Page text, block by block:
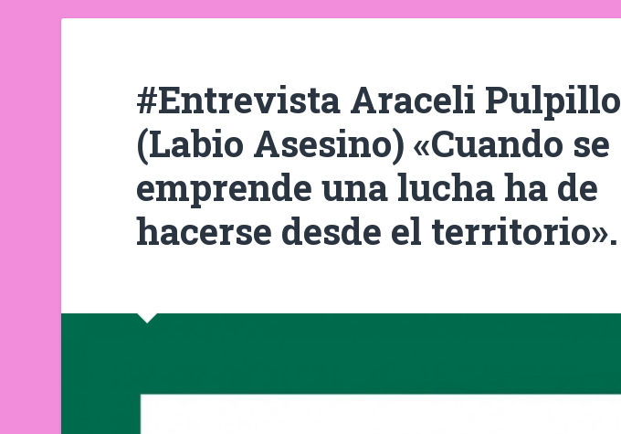
#Entrevista Araceli Pulpillo
(Labio Asesino) «Cuando se
emprende una lucha ha de
hacerse desde el territorio».